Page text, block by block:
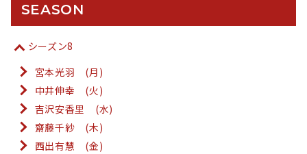
SEASON
シーズン8
宮本光羽 (月)
中井伸幸 (火)
吉沢安香里 (水)
齋藤千紗 (木)
西出有慧 (金)